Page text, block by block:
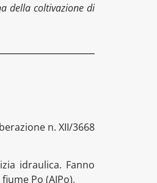
della coltivazione di
n. XII/3668
idraulica. Fanno
Po (AIPo).